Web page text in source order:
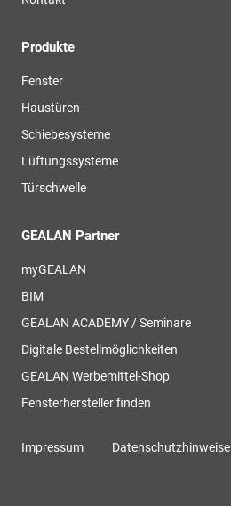
Produkte
Fenster
Haustüren
Schiebesysteme
Lüftungssysteme
Türschwelle
GEALAN Partner
myGEALAN
BIM
GEALAN ACADEMY / Seminare
Digitale Bestellmöglichkeiten
GEALAN Werbemittel-Shop
Fensterhersteller finden
Impressum Datenschutzhinweise